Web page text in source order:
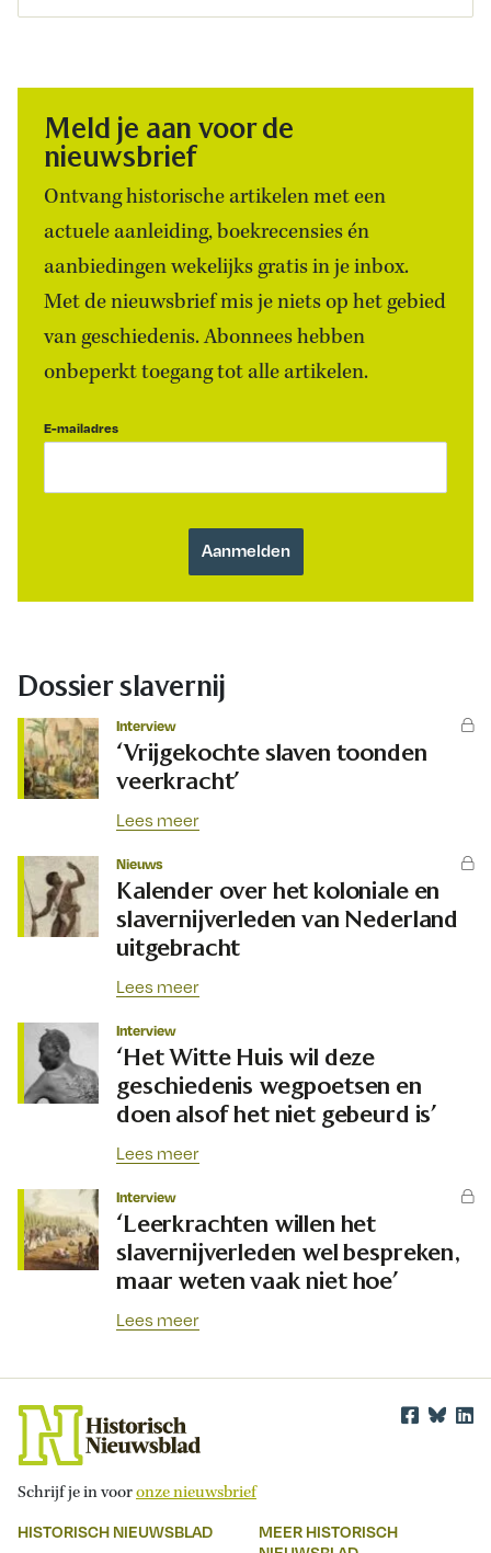
Meld je aan voor de
nieuwsbrief
Ontvang historische artikelen met een
actuele aanleiding, boekrecensies én
aanbiedingen wekelijks gratis in je inbox.
Met de nieuwsbrief mis je niets op het gebied
van geschiedenis. Abonnees hebben
onbeperkt toegang tot alle artikelen.
E-mailadres
Dossier slavernij
Interview
‘Vrijgekochte slaven toonden
veerkracht’
Lees meer
Nieuws
Kalender over het koloniale en
slavernijverleden van Nederland
uitgebracht
Lees meer
Interview
‘Het Witte Huis wil deze
geschiedenis wegpoetsen en
doen alsof het niet gebeurd is’
Lees meer
Interview
‘Leerkrachten willen het
slavernijverleden wel bespreken,
maar weten vaak niet hoe’
Lees meer
Schrijf je in vooronze nieuwsbrief
HISTORISCH NIEUWSBLAD
MEER HISTORISCH